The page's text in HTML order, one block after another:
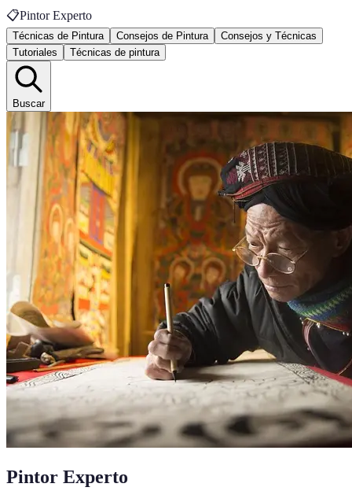
📋Pintor Experto
Técnicas de Pintura Consejos de Pintura
Consejos y Técnicas
Tutoriales
Técnicas de pintura
Buscar
Pintor Experto